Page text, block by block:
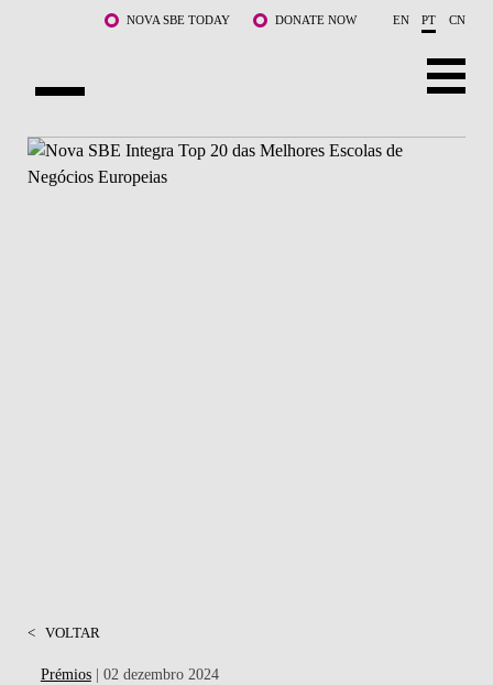
Saltar para o conteúdo principalNOVA SBE TODAY DONATE NOW EN PT CN
SOBRE NÓS
< VOLTAR
Prémios| 02 dezembro 2024